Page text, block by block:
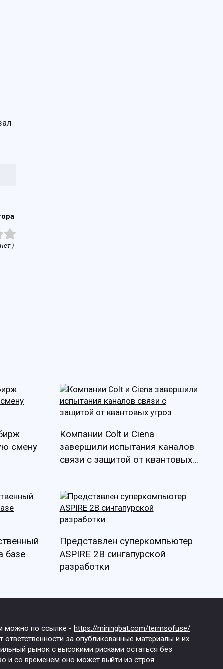
)
смену
Компании Colt и Ciena
завершили испытания каналов
связи с защитой от квантовых
базе
Представлен суперкомпьютер
ASPIRE 2B сингапурской
разработки
можно по ссылке - https://miningbat.com/termsofuse/
за опубликованные материалы и их
рынок с высокими рисками остаться без
и со временем оно может выйти из строя.